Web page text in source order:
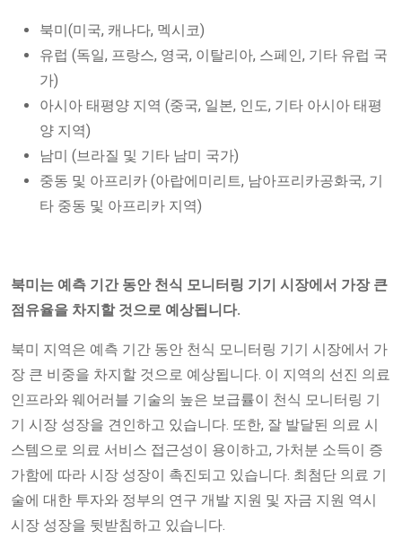
북미(미국, 캐나다, 멕시코)
유럽 ​​(독일, 프랑스, ​​영국, 이탈리아, 스페인, 기타 유럽 국
가)
아시아 태평양 지역 (중국, 일본, 인도, 기타 아시아 태평
양 지역)
남미 (브라질 및 기타 남미 국가)
중동 및 아프리카 (아랍에미리트, 남아프리카공화국, 기
타 중동 및 아프리카 지역)
북미는 예측 기간 동안 천식 모니터링 기기 시장에서 가장 큰
점유율을 차지할 것으로 예상됩니다.
북미 지역은 예측 기간 동안 천식 모니터링 기기 시장에서 가
장 큰 비중을 차지할 것으로 예상됩니다. 이 지역의 선진 의료
인프라와 웨어러블 기술의 높은 보급률이 천식 모니터링 기
기 시장 성장을 견인하고 있습니다. 또한, 잘 발달된 의료 시
스템으로 의료 서비스 접근성이 용이하고, 가처분 소득이 증
가함에 따라 시장 성장이 촉진되고 있습니다. 최첨단 의료 기
술에 대한 투자와 정부의 연구 개발 지원 및 자금 지원 역시
시장 성장을 뒷받침하고 있습니다.